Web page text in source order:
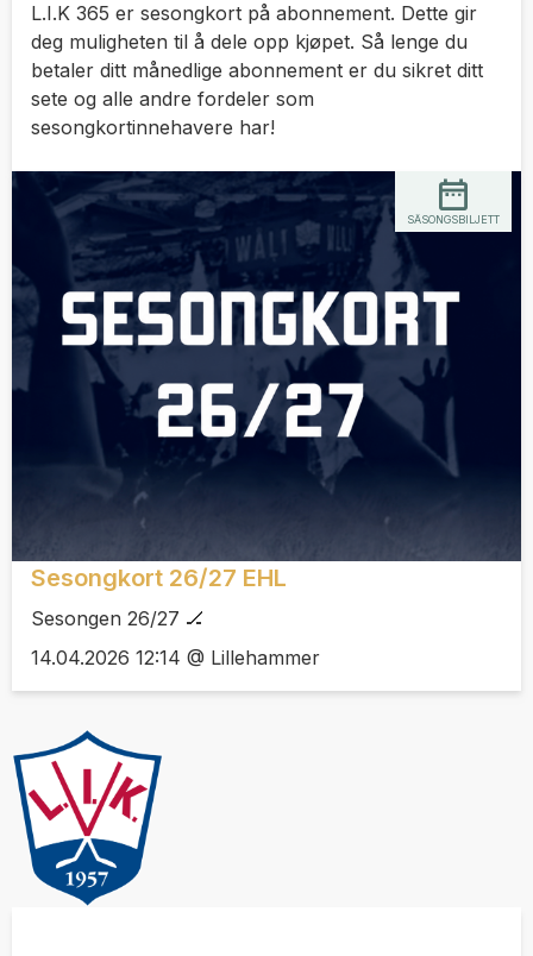
L.I.K 365 er sesongkort på abonnement. Dette gir
deg muligheten til å dele opp kjøpet. Så lenge du
betaler ditt månedlige abonnement er du sikret ditt
sete og alle andre fordeler som
sesongkortinnehavere har!
Sesongkort 26/27 EHL
Sesongen 26/27 🏒
14.04.2026 12:14 @ Lillehammer
SÄSONGSBILJETT